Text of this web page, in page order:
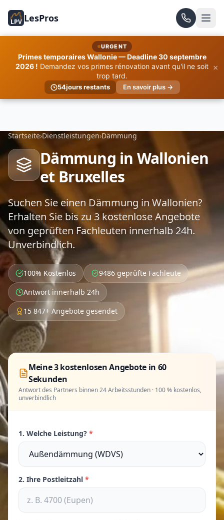
LPV LesPros
URGENT
Primes temporaires Wallonie — Deadline 30 septembre
2026 ! Demandez vos primes rénovation avant qu'il ne soit
trop tard.
54jours restants En savoir plus →
×
Startseite›Dienstleistungen›Dämmung
Dämmung in Wallonien
et Bruxelles
Suchen Sie einen Dämmung in Wallonien?
Erhalten Sie bis zu 3 kostenlose Angebote
von geprüften Fachleuten innerhalb 24h.
Unverbindlich.
100% Kostenlos
9486 geprüfte Fachleute
Antwort innerhalb 24h
15 847+ Angebote gesendet
Meine 3 kostenlosen Angebote in 60
Sekunden
Antwort des Partners binnen 24 Arbeitsstunden · 100 % kostenlos,
unverbindlich
1. Welche Leistung? *
2. Ihre Postleitzahl *